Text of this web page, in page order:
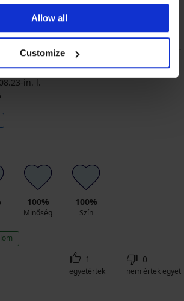
Allow all
Customize
in. l.
100%
Minőség
100%
Szín
1
egyetértek
0
nem értek egyet